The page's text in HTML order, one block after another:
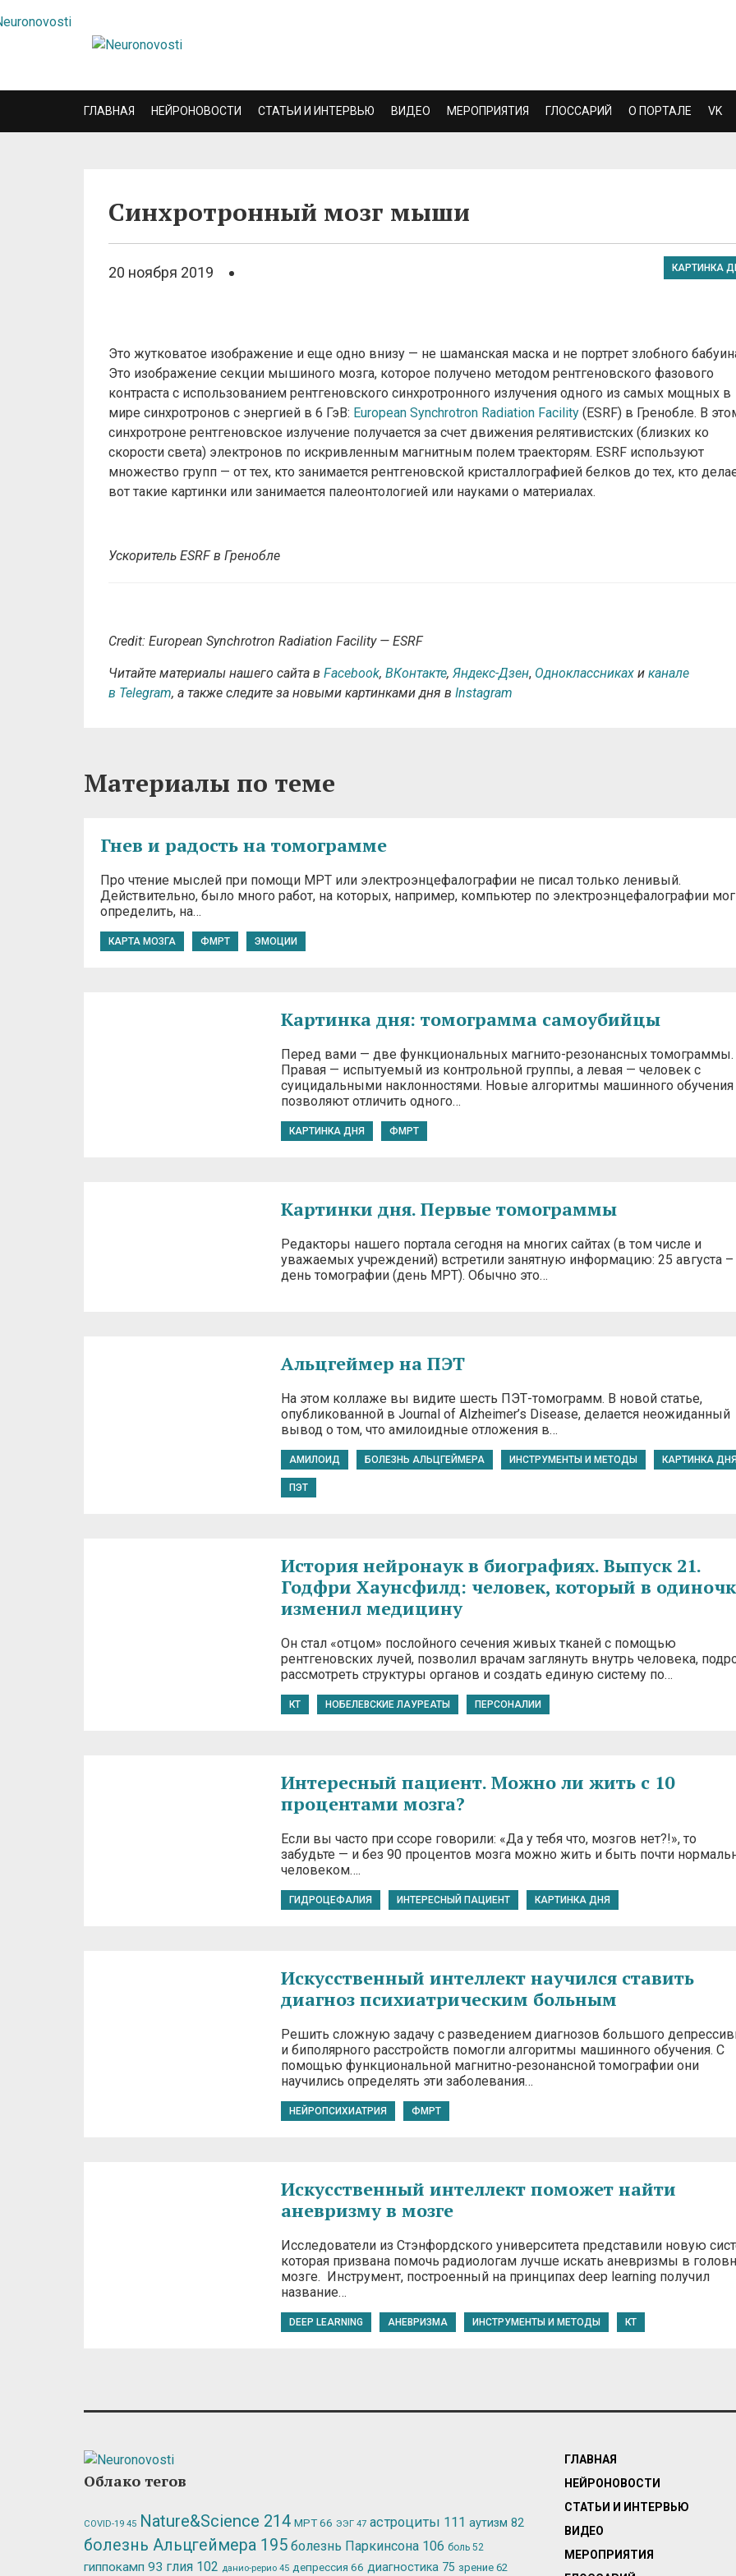
ГЛАВНАЯ НЕЙРОНОВОСТИ СТАТЬИ И ИНТЕРВЬЮ ВИДЕО МЕРОПРИЯТИЯ ГЛОССАРИЙ О ПОРТАЛЕ VK
Синхротронный мозг мыши
20 ноября 2019 КАРТИНКА
Это жутковатое изображение и еще одно внизу — не шаманская маска и не портрет злобного
Это изображение секции мышиного мозга, которое получено методом рентгеновского фазового
контраста с использованием рентгеновского синхротронного излучения одного из самых мощных в
мире синхротронов с энергией в 6 ГэВ: European Synchrotron Radiation Facility (ESRF) в Гренобле. В
синхротроне рентгеновское излучение получается за счет движения релятивистских (близких ко
скорости света) электронов по искривленным магнитным полем траекторям. ESRF используют
множество групп — от тех, кто занимается рентгеновской кристаллографией белков до тех, кто
вот такие картинки или занимается палеонтологией или науками о материалах.
Ускоритель ESRF в Гренобле
Credit: European Synchrotron Radiation Facility — ESRF
Читайте материалы нашего сайта в Facebook, ВКонтакте, Яндекс-Дзен, Одноклассниках и канале
в Telegram, а также следите за новыми картинками дня в Instagram
Материалы по теме
Гнев и радость на томограмме
Про чтение мыслей при помощи МРТ или электроэнцефалографии не писал только ленивый.
Действительно, было много работ, на которых, например, компьютер по электроэнцефалографии мог
определить, на…
КАРТА МОЗГА ФМРТ ЭМОЦИИ
Картинка дня: томограмма самоубийцы
Перед вами — две функциональных магнито-резонансных томограммы.
Правая — испытуемый из контрольной группы, а левая — человек с
суицидальными наклонностями. Новые алгоритмы машинного обучения
позволяют отличить одного…
КАРТИНКА ДНЯ ФМРТ
Картинки дня. Первые томограммы
Редакторы нашего портала сегодня на многих сайтах (в том числе и
уважаемых учреждений) встретили занятную информацию: 25 августа –
день томографии (день МРТ). Обычно это…
Альцгеймер на ПЭТ
На этом коллаже вы видите шесть ПЭТ-томограмм. В новой статье,
опубликованной в Journal of Alzheimer’s Disease, делается неожиданный
вывод о том, что амилоидные отложения в…
АМИЛОИД БОЛЕЗНЬ АЛЬЦГЕЙМЕРА ИНСТРУМЕНТЫ И МЕТОДЫ КАРТИНКА ДНЯ
ПЭТ
История нейронаук в биографиях. Выпуск 21.
Годфри Хаунсфилд: человек, который в
изменил медицину
Он стал «отцом» послойного сечения живых тканей с помощью
рентгеновских лучей, позволил врачам заглянуть внутрь человека,
рассмотреть структуры органов и создать единую систему по…
КТ НОБЕЛЕВСКИЕ ЛАУРЕАТЫ ПЕРСОНАЛИИ
Интересный пациент. Можно ли жить с 10
процентами мозга?
Если вы часто при ссоре говорили: «Да у тебя что, мозгов нет?!», то
забудьте — и без 90 процентов мозга можно жить и быть почти
человеком….
ГИДРОЦЕФАЛИЯ ИНТЕРЕСНЫЙ ПАЦИЕНТ КАРТИНКА ДНЯ
Искусственный интеллект научился ставить
диагноз психиатрическим больным
Решить сложную задачу с разведением диагнозов большого
и биполярного расстройств помогли алгоритмы машинного обучения. С
помощью функциональной магнитно-резонансной томографии они
научились определять эти заболевания…
НЕЙРОПСИХИАТРИЯ ФМРТ
Искусственный интеллект поможет найти
аневризму в мозге
Исследователи из Стэнфордского университета представили новую
которая призвана помочь радиологам лучше искать аневризмы в
мозге. Инструмент, построенный на принципах deep learning получил
название…
DEEP LEARNING АНЕВРИЗМА ИНСТРУМЕНТЫ И МЕТОДЫ КТ
Облако тегов
COVID-19 45 Nature&Science 214 МРТ66 ЭЭГ 47 астроциты 111 аутизм 82
болезнь Альцгеймера 195 болезнь Паркинсона 106 боль 52
гиппокамп 93 глия 102 данио-рерио 45 депрессия 66 диагностика 75 зрение 62
ГЛАВНАЯ
НЕЙРОНОВОСТИ
СТАТЬИ И ИНТЕРВЬЮ
ВИДЕО
МЕРОПРИЯТИЯ